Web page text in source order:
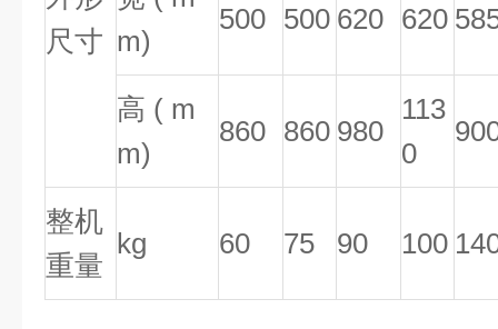
尺寸 m)
500 500 620 620
高 ( m
m)
860 860 980
113
0
整机
重量
kg 60 75 90 100